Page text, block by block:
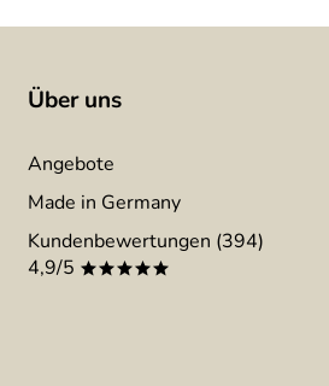
Über uns
Angebote
Made in Germany
Kundenbewertungen (394)
4,9/5 *****